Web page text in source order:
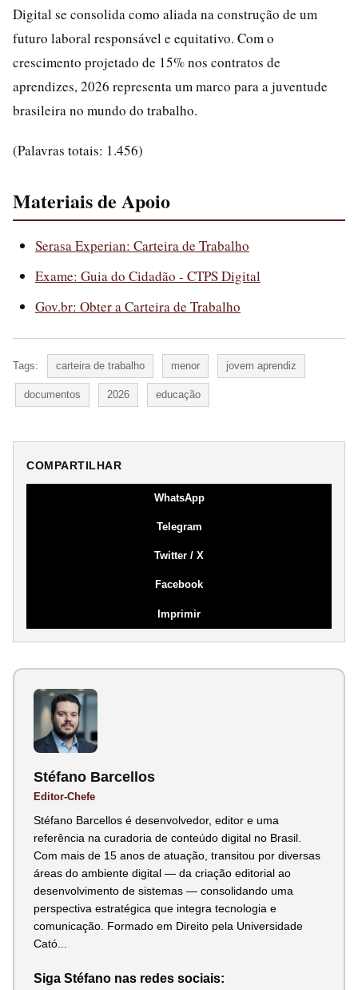
Digital se consolida como aliada na construção de um
futuro laboral responsável e equitativo. Com o
crescimento projetado de 15% nos contratos de
aprendizes, 2026 representa um marco para a juventude
brasileira no mundo do trabalho.
(Palavras totais: 1.456)
Materiais de Apoio
Serasa Experian: Carteira de Trabalho
Exame: Guia do Cidadão - CTPS Digital
Gov.br: Obter a Carteira de Trabalho
Tags: carteira de trabalho menor jovem aprendiz
documentos 2026 educação
COMPARTILHAR
WhatsApp
Telegram
Twitter / X
Facebook
Imprimir
Stéfano Barcellos
Editor-Chefe
Stéfano Barcellos é desenvolvedor, editor e uma
referência na curadoria de conteúdo digital no Brasil.
Com mais de 15 anos de atuação, transitou por diversas
áreas do ambiente digital — da criação editorial ao
desenvolvimento de sistemas — consolidando uma
perspectiva estratégica que integra tecnologia e
comunicação. Formado em Direito pela Universidade
Cató...
Siga Stéfano nas redes sociais: